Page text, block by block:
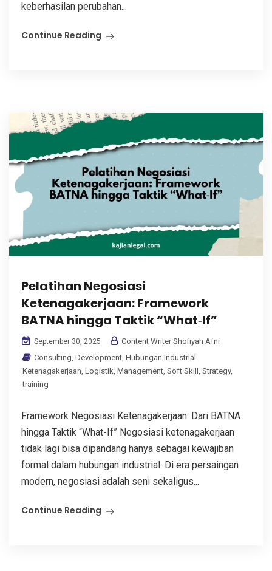
keberhasilan perubahan...
Continue Reading
Pelatihan Negosiasi
Ketenagakerjaan: Framework
BATNA hingga Taktik “What‑If”
September 30, 2025
Content Writer Shofiyah Afni
Consulting, Development, Hubungan Industrial
Ketenagakerjaan, Logistik, Management, Soft Skill , Strategy,
training
Framework Negosiasi Ketenagakerjaan: Dari BATNA
hingga Taktik “What-If” Negosiasi ketenagakerjaan
tidak lagi bisa dipandang hanya sebagai kewajiban
formal dalam hubungan industrial. Di era persaingan
modern, negosiasi adalah seni sekaligus...
Continue Reading